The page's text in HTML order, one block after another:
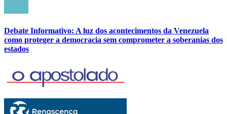
Debate Informativo: A luz dos acontecimentos da Venezuela
como proteger a democracia sem comprometer a soberanias dos
estados